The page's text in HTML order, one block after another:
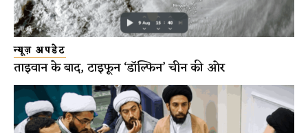
न्यूज़ अपडेट
ताइवान के बाद, टाइफून ‘डॉल्फिन’ चीन की ओर